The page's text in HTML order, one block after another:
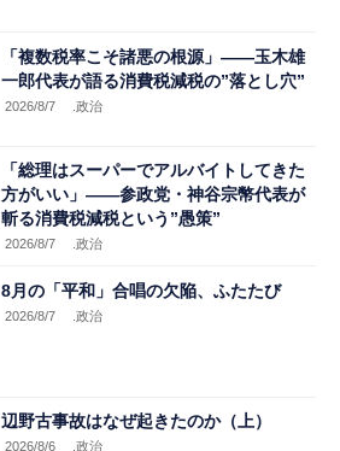
「複数税率こそ諸悪の根源」――玉木雄
一郎代表が語る消費税減税の”落とし穴”
2026/8/7 .政治
「総理はスーパーでアルバイトしてきた
方がいい」――参政党・神谷宗幣代表が
斬る消費税減税という”愚策”
2026/8/7 .政治
8月の「平和」合唱の欠陥、ふたたび
2026/8/7 .政治
辺野古事故はなぜ起きたのか（上）
2026/8/6 .政治